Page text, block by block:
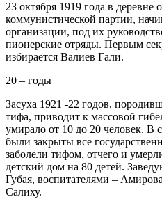
23 октября 1919 года в деревне
коммунистической партии,
организации, под их
пионерские отряды. Первым
избирается Валиев Гали.
20 – годы
Засуха 1921 -22 годов,
тифа, приводит к массовой
умирало от 10 до 20 человек. В
были закрыты все
заболели тифом, отчего и
детский дом на 80 детей.
Губая, воспитателями –
Салиху.